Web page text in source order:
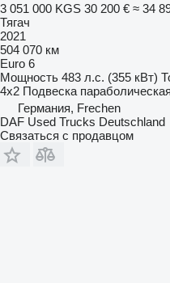
3 051 000 KGS 30 200 € ≈ 34
Тягач
2021
504 070 км
Euro 6
Мощность 483 л.с. (355 кВт)
4x2 Подвеска параболическая
Германия, Frechen
DAF Used Trucks Deutschland
Связаться с продавцом